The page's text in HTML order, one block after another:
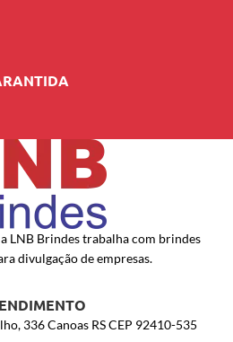
LNB Brindes trabalha com brindes
divulgação de empresas.
336 Canoas RS CEP 92410-535